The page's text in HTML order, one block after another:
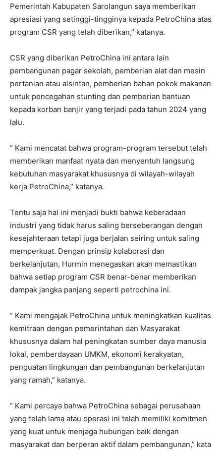
Pemerintah Kabupaten Sarolangun saya memberikan
apresiasi yang setinggi-tingginya kepada PetroChina atas
program CSR yang telah diberikan,” katanya.
CSR yang diberikan PetroChina ini antara lain
pembangunan pagar sekolah, pemberian alat dan mesin
pertanian atau alsintan, pemberian bahan pokok makanan
untuk pencegahan stunting dan pemberian bantuan
kepada korban banjir yang terjadi pada tahun 2024 yang
lalu.
” Kami mencatat bahwa program-program tersebut telah
memberikan manfaat nyata dan menyentuh langsung
kebutuhan masyarakat khususnya di wilayah-wilayah
kerja PetroChina,” katanya.
Tentu saja hal ini menjadi bukti bahwa keberadaan
industri yang tidak harus saling berseberangan dengan
kesejahteraan tetapi juga berjalan seiring untuk saling
memperkuat. Dengan prinsip kolaborasi dan
berkelanjutan, Hurmin menegaskan akan memastikan
bahwa setiap program CSR benar-benar memberikan
dampak jangka panjang seperti petrochina ini.
” Kami mengajak PetroChina untuk meningkatkan kualitas
kemitraan dengan pemerintahan dan Masyarakat
khususnya dalam hal peningkatan sumber daya manusia
lokal, pemberdayaan UMKM, ekonomi kerakyatan,
penguatan lingkungan dan pembangunan berkelanjutan
yang ramah,” katanya.
” Kami percaya bahwa PetroChina sebagai perusahaan
yang telah lama atau operasi ini telah memiliki komitmen
yang kuat untuk menjaga hubungan baik dengan
masyarakat dan berperan aktif dalam pembangunan,” kata